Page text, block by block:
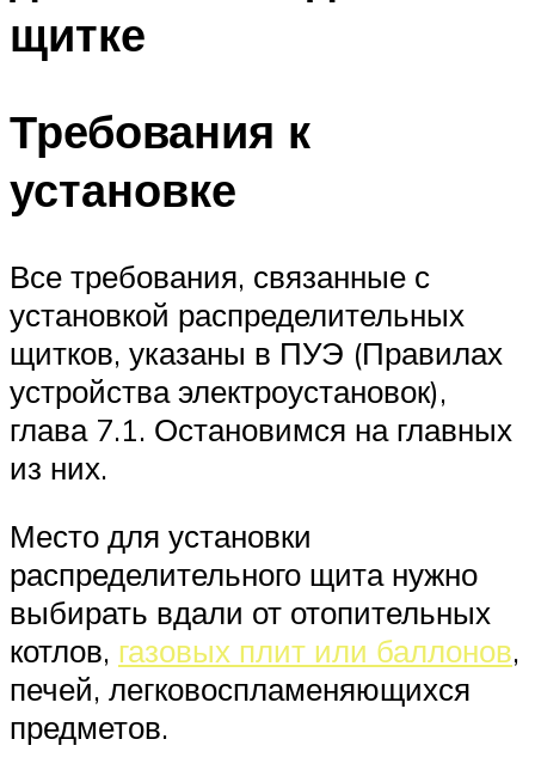
щитке
Требования к
установке
Все требования, связанные с
установкой распределительных
щитков, указаны в ПУЭ (Правилах
устройства электроустановок),
глава 7.1. Остановимся на главных
из них.
Место для установки
распределительного щита нужно
выбирать вдали от отопительных
котлов, газовых плит или баллонов,
печей, легковоспламеняющихся
предметов.